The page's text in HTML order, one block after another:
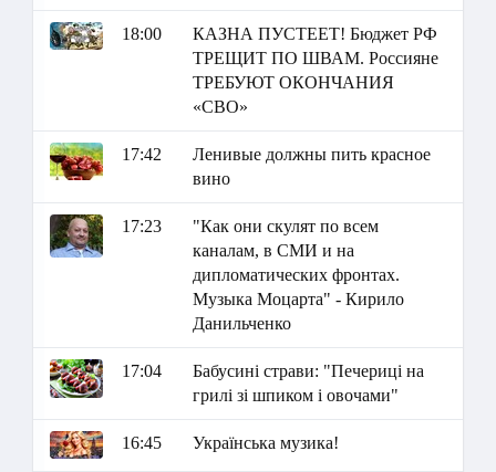
18:00
КАЗНА ПУСТЕЕТ! Бюджет РФ
ТРЕЩИТ ПО ШВАМ. Россияне
ТРЕБУЮТ ОКОНЧАНИЯ
«СВО»
17:42
Ленивые должны пить красное
вино
17:23
"Как они скулят по всем
каналам, в СМИ и на
дипломатических фронтах.
Музыка Моцарта" - Кирило
Данильченко
17:04
Бабусині страви: "Печериці на
грилі зі шпиком і овочами"
16:45 Українська музика!